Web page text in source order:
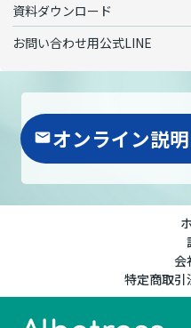
資料ダウンロード
お問い合わせ用公式LINE
オンライン説
会
特定商取引